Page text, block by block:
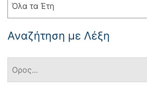
Όλα τα Έτη
Αναζήτηση με Λέξη